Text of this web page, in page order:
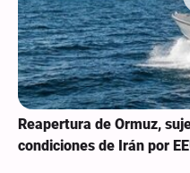
Reapertura de Ormuz,
condiciones de Irán por